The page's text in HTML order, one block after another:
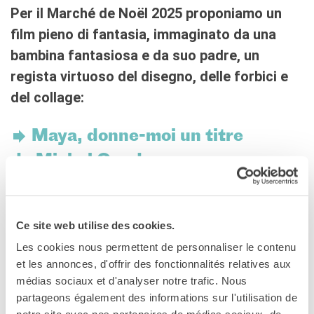
Ce site web utilise des cookies.
Les cookies nous permettent de personnaliser le contenu
et les annonces, d'offrir des fonctionnalités relatives aux
médias sociaux et d'analyser notre trafic. Nous
partageons également des informations sur l'utilisation de
Coopération universitaire
Séjours linguistiques en
France
Étudier en France
PARTENARIATS
QUI SOMMES-NOUS ?
Contatti
Où sommes nous ?
Notre charte qualité
La Carte Institut français
Milano
Offres d'emplois/stages
Autres institutions
françaises
Per il Marché de Noël 2025 proponiamo un
film pieno di fantasia, immaginato da una
bambina fantasiosa e da suo padre, un
regista virtuoso del disegno, delle forbici e
del collage:
Maya, donne-moi un titre
de Michel Gondry
France, 2024, animation / comédie, 61’
Avec Pierre Niney, Maya Gondry
Cycle cinéma en famille
Cycle V.O.
Maya et son papa vivent dans deux pays différents. Pour